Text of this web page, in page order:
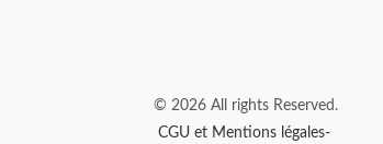
© 2026 All rights Reserved.
CGU et Mentions légales-